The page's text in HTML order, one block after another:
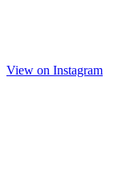
View on Instagram